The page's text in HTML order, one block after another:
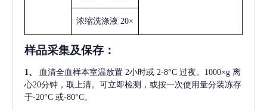
浓缩洗涤液 20×
样品采集及保存 ：
1、 血清全血样本室温放置 2小时或 2-8°C 过夜。1000×g 离
心20分钟，取上清。可立即检测，或按一次使用量分装冻存
于-20°C 或-80°C。